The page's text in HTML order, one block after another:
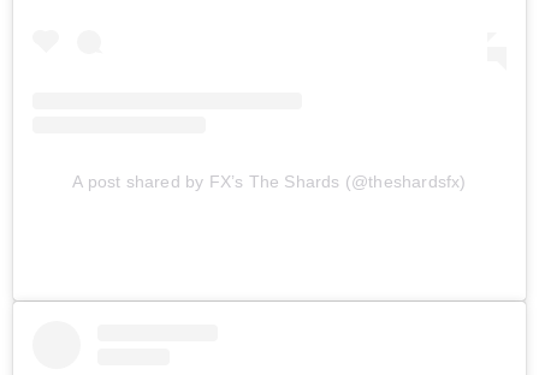
A post shared by FX’s The Shards (@theshardsfx)